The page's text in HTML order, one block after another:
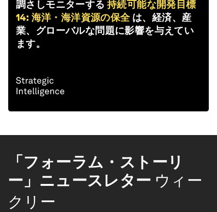
調さしモニターする 持続可能な開発目標
14: 海洋・海洋資源の保全 は、経済、産
業、グローバルな問題に影響を与えてい
ます。
「フォーラム・ストーリ
ー」ニュースレター ウィー
クリー